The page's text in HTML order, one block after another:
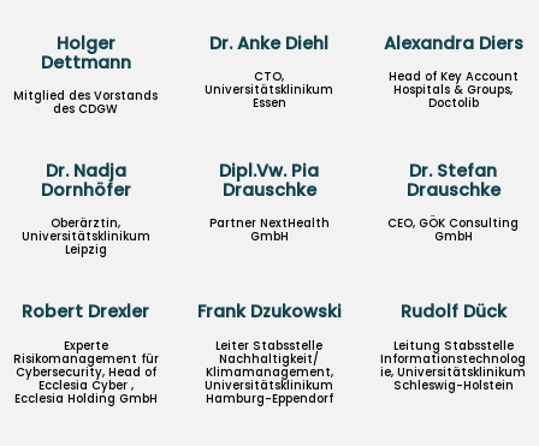
Holger
Dettmann
Mitglied des Vorstands
des CDGW
Dr. Anke Diehl
CTO,
Universitätsklinikum
Essen
Alexandra Diers
Head of Key Account
Hospitals & Groups,
Doctolib
Dr. Nadja
Dornhöfer
Oberärztin,
Universitätsklinikum
Leipzig
Dipl.Vw. Pia
Drauschke
Partner NextHealth
GmbH
Dr. Stefan
Drauschke
CEO, GÖK Consulting
GmbH
Robert Drexler
Experte
Risikomanagement für
Cybersecurity, Head of
Ecclesia Cyber ,
Ecclesia Holding GmbH
Frank Dzukowski
Leiter Stabsstelle
Nachhaltigkeit/
Klimamanagement,
Universitätsklinikum
Hamburg-Eppendorf
Rudolf Dück
Leitung Stabsstelle
Informationstechnolog
ie, Universitätsklinikum
Schleswig-Holstein